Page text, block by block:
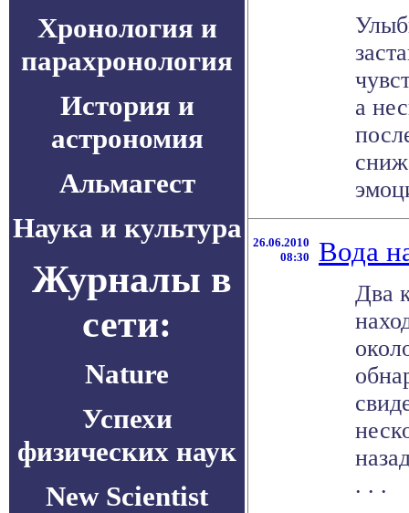
Хронология и
парахронология
История и
астрономия
Альмагест
Наука и культура
Журналы в
сети:
Nature
Успехи
физических наук
New Scientist
а
26.06.2010
08:30
Вода
Два
. . .